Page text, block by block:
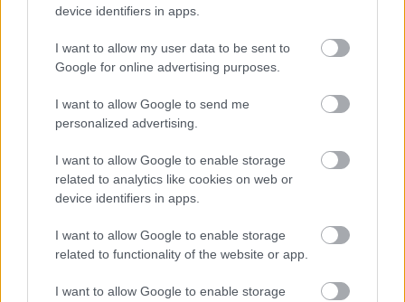
device identifiers in apps.
I want to allow my user data to be sent to
Google for online advertising purposes.
I want to allow Google to send me
personalized advertising.
I want to allow Google to enable storage
related to analytics like cookies on web or
device identifiers in apps.
I want to allow Google to enable storage
related to functionality of the website or app.
I want to allow Google to enable storage
Α1 ΑΝΔΡΩΝ 03/03/2017